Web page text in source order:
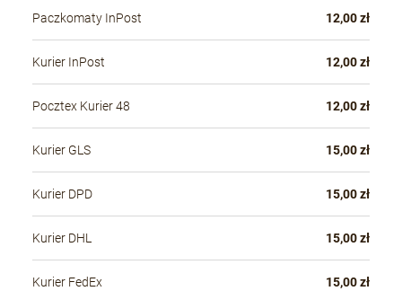
Paczkomaty InPost 12,00 zł
Kurier InPost 12,00 zł
Pocztex Kurier 48 12,00 zł
Kurier GLS 15,00 zł
Kurier DPD 15,00 zł
Kurier DHL 15,00 zł
Kurier FedEx 15,00 zł